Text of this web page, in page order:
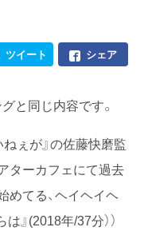
シェア
ツイート
と同じ内容です。
ぇが』の佐藤快磨監
ターカフェにて過去
始めてる、ヘイヘイヘ
』(2018年/37分））